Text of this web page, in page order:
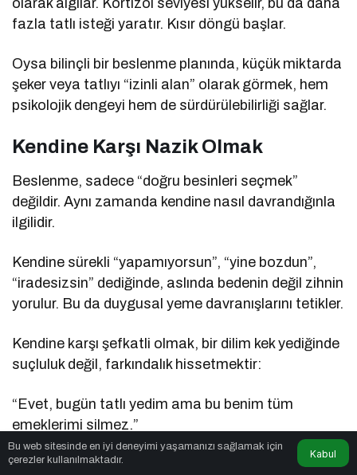
olarak algılar. Kortizol seviyesi yükselir, bu da daha
fazla tatlı isteği yaratır. Kısır döngü başlar.
Oysa bilinçli bir beslenme planında, küçük miktarda
şeker veya tatlıyı “izinli alan” olarak görmek, hem
psikolojik dengeyi hem de sürdürülebilirliği sağlar.
Kendine Karşı Nazik Olmak
Beslenme, sadece “doğru besinleri seçmek”
değildir. Aynı zamanda kendine nasıl davrandığınla
ilgilidir.
Kendine sürekli “yapamıyorsun”, “yine bozdun”,
“iradesizsin” dediğinde, aslında bedenin değil zihnin
yorulur. Bu da duygusal yeme davranışlarını tetikler.
Kendine karşı şefkatli olmak, bir dilim kek yediğinde
suçluluk değil, farkındalık hissetmektir:
“Evet, bugün tatlı yedim ama bu benim tüm
emeklerimi silmez.”
Unutma, sürdürülebilir beslenme; suçluluk değil
Bu web sitesinde en iyi deneyimi yaşamanızı sağlamak için
çerezler kullanılmaktadır.
Kabul